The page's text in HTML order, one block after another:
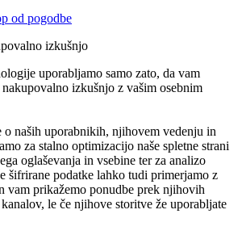
od pogodbe
izkušnjo
uporabljamo samo zato, da vam
izkušnjo z vašim osebnim
o naših uporabnikih, njihovem vedenju in
za stalno optimizacijo naše spletne strani
oglaševanja in vsebine ter za analizo
šifrirane podatke lahko tudi primerjamo z
vam prikažemo ponudbe prek njihovih
le če njihove storitve že uporabljate